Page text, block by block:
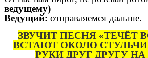
ведущему)
Ведущий: отправляемся дальше.
ЗВУЧИТ ПЕСНЯ «ТЕЧЁТ
ВСТАЮТ ОКОЛО
РУКИ ДРУГ ДРУГУ